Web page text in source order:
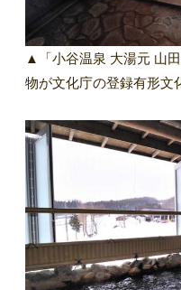
▲「小谷温泉 大湯元 山
物が文化庁の登録有形文